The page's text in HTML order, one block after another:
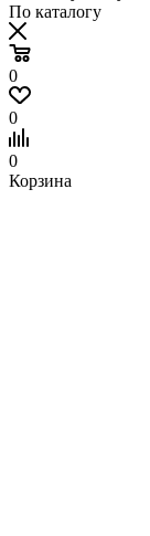
По каталогу
0
0
0
Корзина